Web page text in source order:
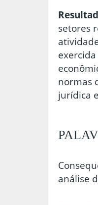
setores
normas
jurídica
análise